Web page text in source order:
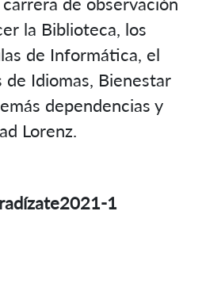
de observación
la Biblioteca, los
de Informática, el
de Idiomas, Bienestar
dependencias y
Lorenz.
1